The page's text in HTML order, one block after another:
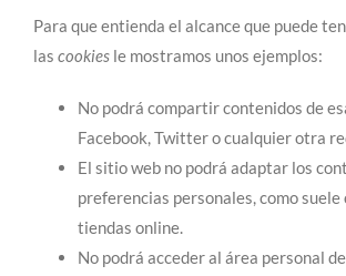
Para que entienda el alcance que puede
las cookies le mostramos unos ejemplos:
No podrá compartir contenidos de
Facebook, Twitter o cualquier otra
El sitio web no podrá adaptar los
preferencias personales, como
tiendas online.
No podrá acceder al área personal